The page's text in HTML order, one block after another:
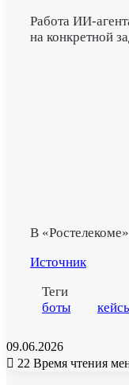
Работа ИИ-
на конкретной
В
Источник
Теги
боты
09.06.2026
22 Время чтения